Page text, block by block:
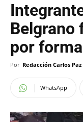
Belgrano
por
Por Redacción Carlos Paz
WhatsApp